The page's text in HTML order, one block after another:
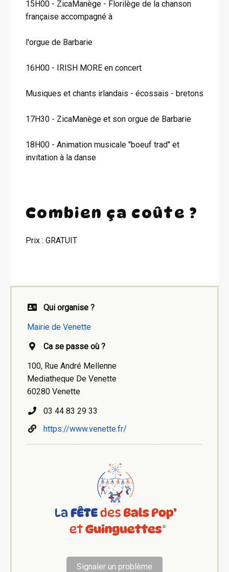
15H00 - ZicaManège - Florilège de la chanson
française accompagné à
l'orgue de Barbarie
16H00 - IRISH MORE en concert
Musiques et chants irlandais - écossais - bretons
17H30 - ZicaManège et son orgue de Barbarie
18H00 - Animation musicale "boeuf trad" et
invitation à la danse
Combien ça coûte ?
Prix : GRATUIT
Qui organise ?
Mairie de Venette
Ca se passe où ?
100, Rue André Mellenne
Mediatheque De Venette
60280 Venette
03 44 83 29 33
https://www.venette.fr/
Signaler un problème